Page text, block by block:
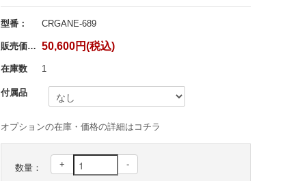
型番： CRGANE-689
販売価格： 50,600円(税込)
在庫数 1
付属品
オプションの在庫・価格の詳細はコチラ
数量： + -